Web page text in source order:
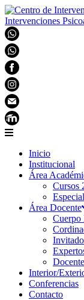
Intervenciones
Inicio
Institucional
Área
Cursos
Área Docente
Cuerpo
Interior/
Conferencias
Contacto